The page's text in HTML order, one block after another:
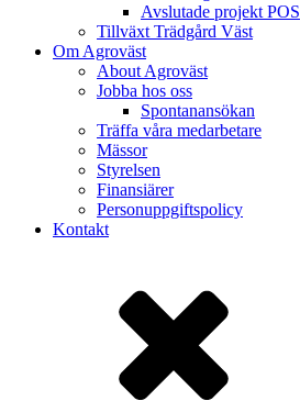
Avslutade projekt POS
Tillväxt Trädgård Väst
Om Agroväst
About Agroväst
Jobba hos oss
Spontanansökan
Träffa våra medarbetare
Mässor
Styrelsen
Finansiärer
Personuppgiftspolicy
Kontakt